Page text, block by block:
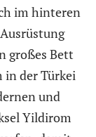
im hinteren
großes Bett
in der Türkei
und
Yildirom